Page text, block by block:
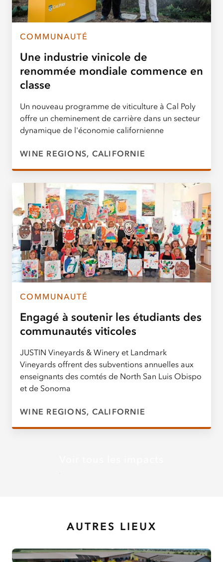
COMMUNAUTÉ
Une industrie vinicole de
renommée mondiale commence en
classe
Un nouveau programme de viticulture à Cal Poly
offre un cheminement de carrière dans un secteur
dynamique de l'économie californienne
WINE REGIONS, CALIFORNIE
COMMUNAUTÉ
Engagé à soutenir les étudiants des
communautés viticoles
JUSTIN Vineyards & Winery et Landmark
Vineyards offrent des subventions annuelles aux
enseignants des comtés de North San Luis Obispo
et de Sonoma
WINE REGIONS, CALIFORNIE
AUTRES LIEUX